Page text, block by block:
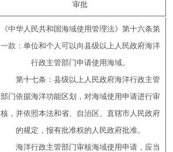
审批
《中华人民共和国海域使用管理法》第十六条第
一款：单位和个人可以向县级以上人民政府海洋
行政主管部门申请使用海域。
第十七条：县级以上人民政府海洋行政主管
部门依据海洋功能区划，对海域使用申请进行审
核，并依照本法和省、自治区、直辖市人民政府
的规定，报有批准权的人民政府批准。
海洋行政主管部门审核海域使用申请，应当